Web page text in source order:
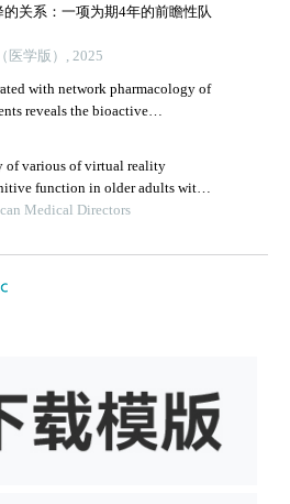
关系：一项为期4年的前瞻性队
医学版）, 2025
with network pharmacology of
reveals the bioactive
decoction and its angiogenic
of various of virtual reality
function in older adults with
a systematic review and
Medical Directors